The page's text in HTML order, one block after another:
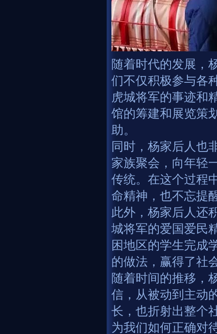
随着时代的发展，
们不仅积极参与各
虎城将军的事迹和
馆的筹建和展览策
助。
同时，杨家后人也
家族聚会，向年轻
传统。在这个过程
命精神，也不忘提
此外，杨家后人还
城将军的爱国爱民
困地区的学生完成
的做法，赢得了社
随着时间的推移，
信，从被动到主动
长，也折射出整个
为我们如何正确对